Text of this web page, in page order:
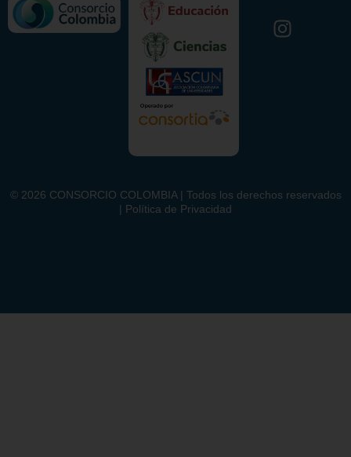
© 2026 CONSORCIO COLOMBIA | Todos los derechos reservados
| Política de Privacidad